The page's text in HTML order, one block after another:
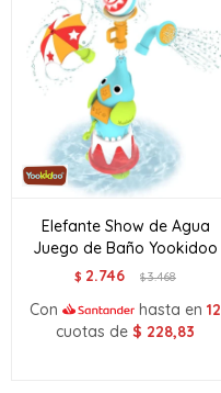
Elefante Show de Agua
Juego de Baño Yookidoo
$ 2.746 $3.468
Con hasta en 12
cuotas de $ 228,83